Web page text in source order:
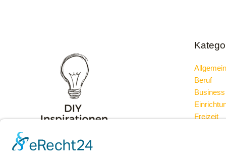
Allgemein
Beruf
Business
Freizeit